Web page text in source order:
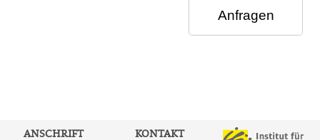
ANSCHRIFT KONTAKT